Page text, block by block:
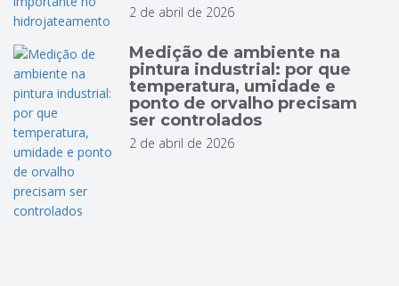
2 de abril de 2026
Medição de ambiente na
pintura industrial: por que
temperatura, umidade e
ponto de orvalho precisam
ser controlados
2 de abril de 2026